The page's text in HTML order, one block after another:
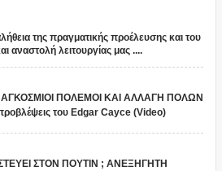
της πραγματικής προέλευσης και του
αναστολή λειτουργίας μας ....
ΠΟΛΕΜΟΙ ΚΑΙ ΑΛΛΑΓΗ ΠΟΛΩΝ
του Edgar Cayce (Video)
ΣΤΟΝ ΠΟΥΤΙΝ ; ΑΝΕΞΗΓΗΤΗ